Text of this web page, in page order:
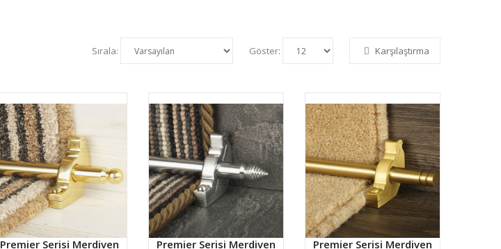
Sırala: Göster: Karşılaştırma
Premier Serisi Merdiven
Premier Serisi Merdiven
Premier Serisi Merdiven